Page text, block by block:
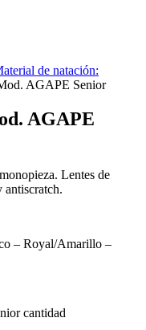
de natación:
AGAPE Senior
AGAPE
Lentes de
antiscratch.
– Royal/Amarillo –
cantidad